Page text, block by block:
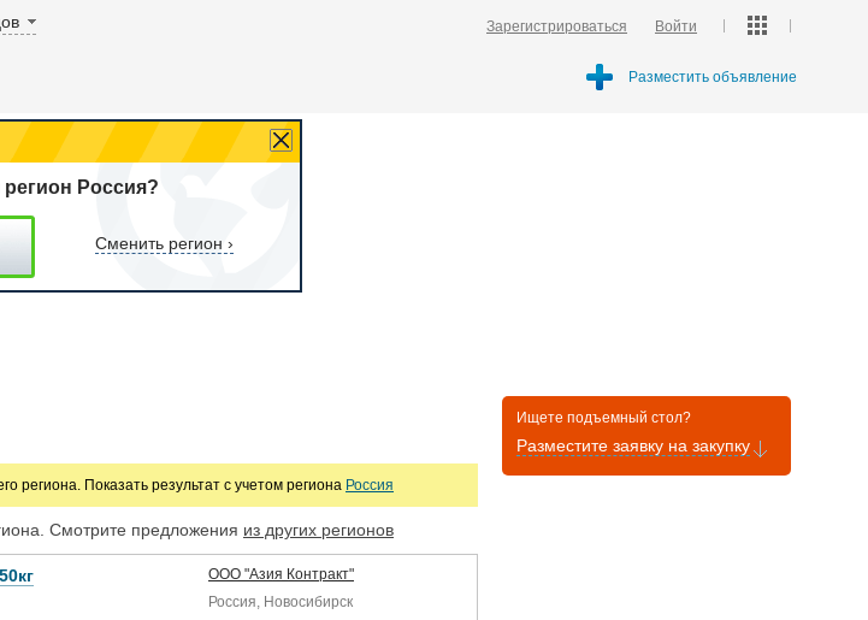
Зарегистрироваться Войти
Разместить объявление
Россия?
Сменить регион ›
региона. Показать результат с учетом региона Россия
Смотрите предложения из других регионов
ООО "Азия Контракт"
Россия, Новосибирск
Ищете подъемный стол?
Разместите заявку на закупку